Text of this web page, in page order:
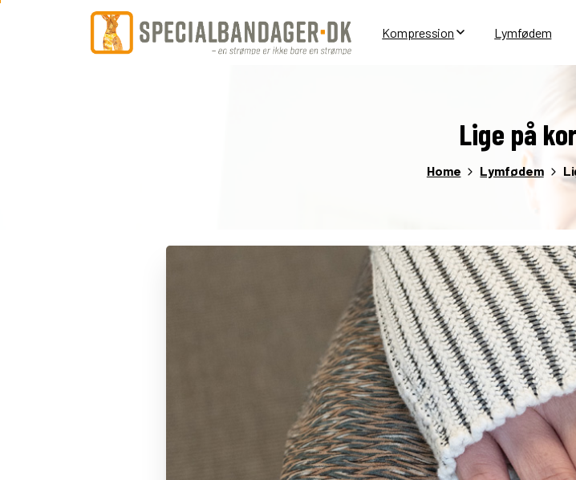
Kompression Lymfødem
Lige på
Home Lymfødem